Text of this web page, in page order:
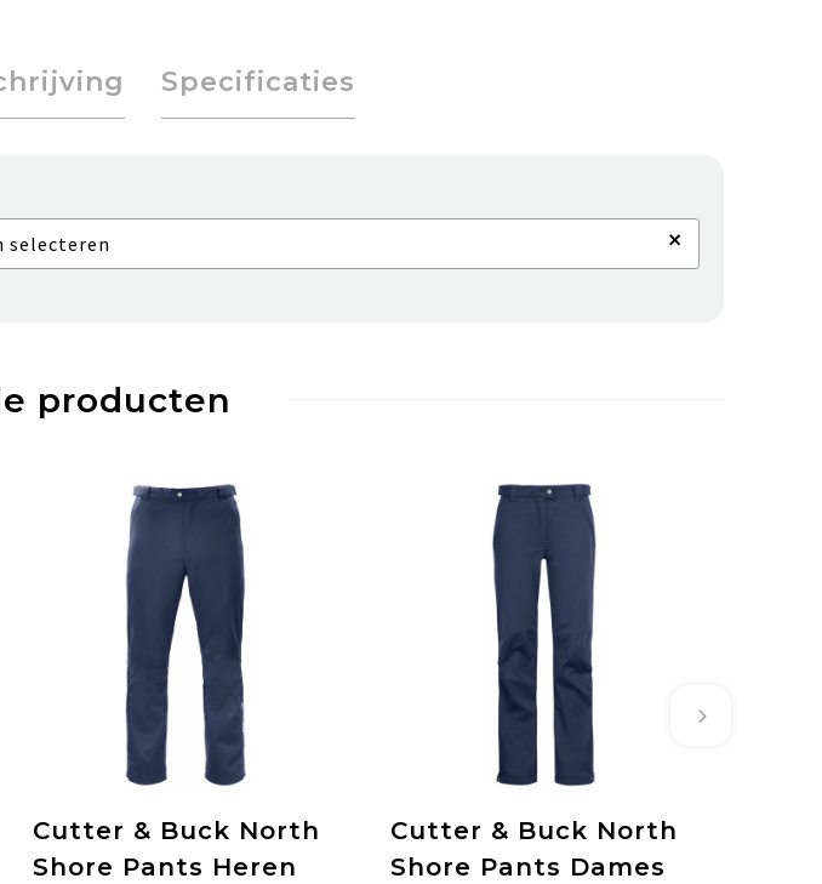
Specificaties
selecteren ×
producten
Cutter & Buck North
Shore Pants Heren
Cutter & Buck North
Shore Pants Dames